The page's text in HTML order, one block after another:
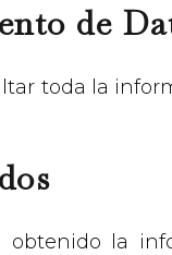
de
toda la
obtenido la